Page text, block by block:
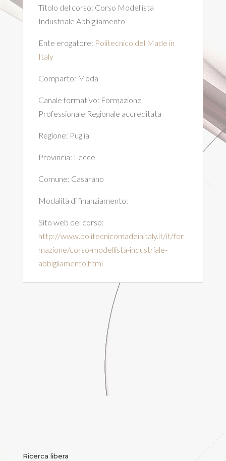
Titolo del corso: Corso Modellista
Industriale Abbigliamento
Ente erogatore: Politecnico del Made in
Italy
Comparto: Moda
Canale formativo: Formazione
Professionale Regionale accreditata
Regione: Puglia
Provincia: Lecce
Comune: Casarano
Modalità di finanziamento:
Sito web del corso:
http://www.politecnicomadeinitaly.it/it/for
mazione/corso-modellista-industriale-
abbigliamento.html
Ricerca libera